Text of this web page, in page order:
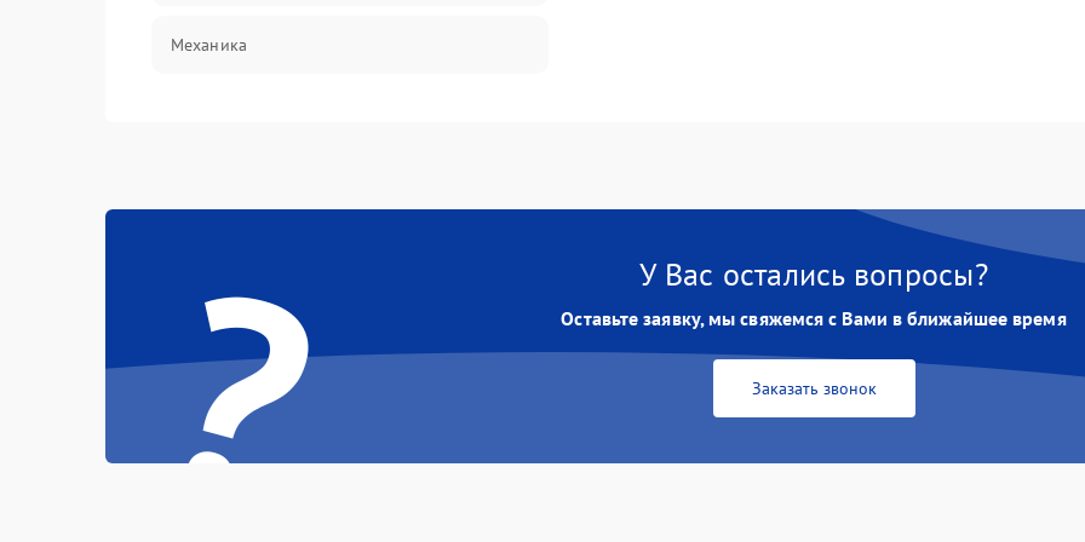
Механика
? У Вас остались вопросы?
Оставьте заявку, мы свяжемся с Вами в ближайшее время
Заказать звонок